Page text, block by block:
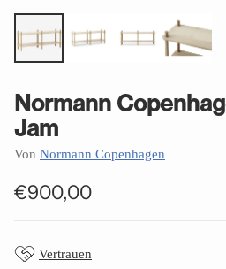
Normann
Jam
Von Normann Copenhagen
Normaler
€900,00
Vertrauen